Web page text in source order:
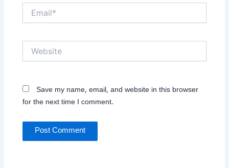
Save my name, email, and website in this browser
for the next time I comment.